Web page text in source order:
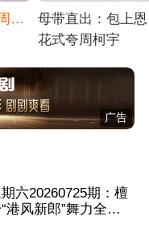
柯
母带直出：包上恩
花式夸周柯宇
广告
六20260725期：檀
港风新郎”舞力全开